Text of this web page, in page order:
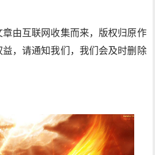
由互联网收集而来，版权归原作
，请通知我们，我们会及时删除